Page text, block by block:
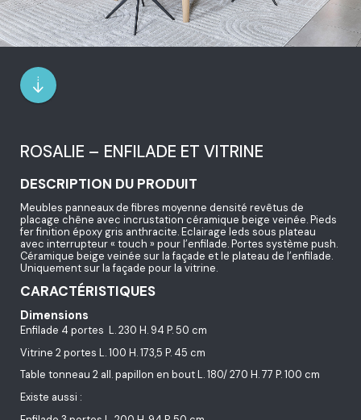
ROSALIE – ENFILADE ET VITRINE
DESCRIPTION DU PRODUIT
Meubles panneaux de fibres moyenne densité revêtus de
placage chêne avec incrustation céramique beige veinée. Pieds
fer finition époxy gris anthracite. Eclairage leds sous plateau
avec interrupteur « touch » pour l’enfilade. Portes système push.
Céramique beige veinée sur la façade et le plateau de l’enfilade.
Uniquement sur la façade pour la vitrine.
CARACTÉRISTIQUES
Dimensions
Enfilade 4 portes L. 230 H. 94 P. 50 cm
Vitrine 2 portes L. 100 H. 173,5 P. 45 cm
Table tonneau 2 all. papillon en bout L. 180/ 270 H. 77 P. 100 cm
Existe aussi :